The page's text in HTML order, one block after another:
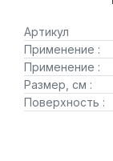
Артикул
Применение :
Применение :
Размер, см :
Поверхность :